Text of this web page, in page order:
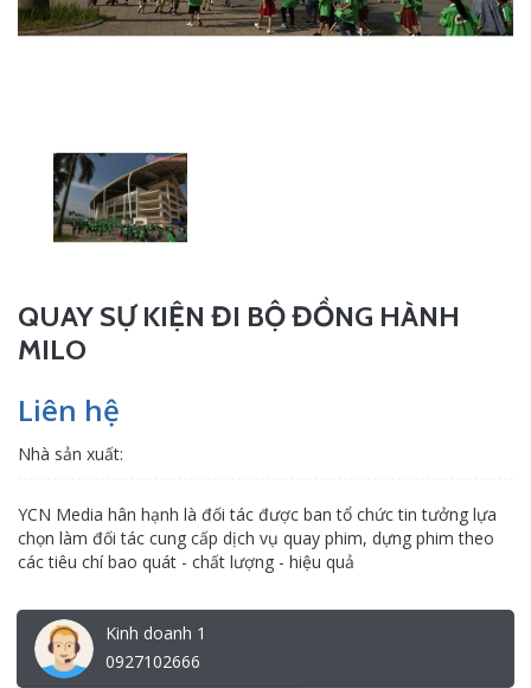
QUAY SỰ KIỆN ĐI BỘ ĐỒNG HÀNH
MILO
Liên hệ
Nhà sản xuất:
YCN Media hân hạnh là đối tác được ban tổ chức tin tưởng lựa
chọn làm đối tác cung cấp dịch vụ quay phim, dựng phim theo
các tiêu chí bao quát - chất lượng - hiệu quả
Kinh doanh 1
0927102666